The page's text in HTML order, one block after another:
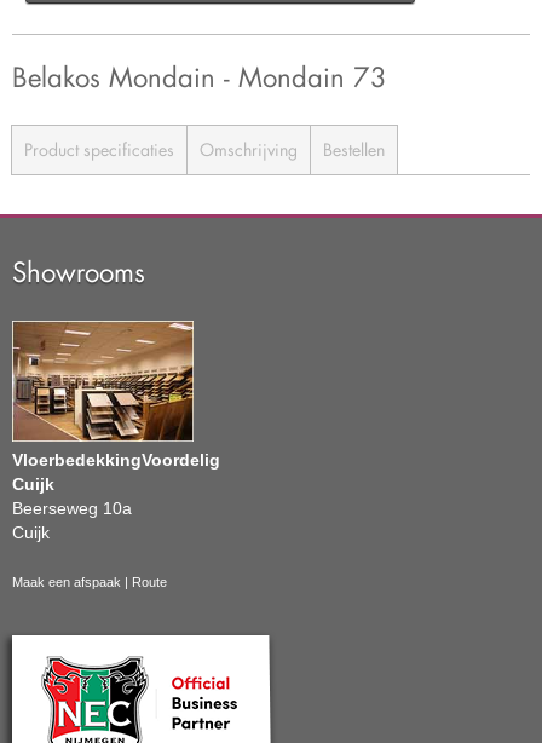
Belakos Mondain - Mondain 73
Product specificaties Omschrijving Bestellen
Showrooms
VloerbedekkingVoordelig
Cuijk
Beerseweg 10a
Cuijk
Maak een afspaak Route